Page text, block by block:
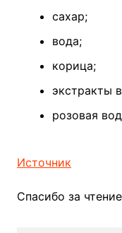
сахар;
вода;
корица;
экстракты
розовая
Источник
Спасибо за